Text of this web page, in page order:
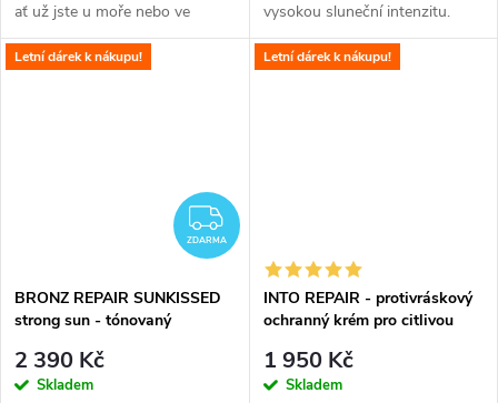
ať už jste u moře nebo ve
vysokých horách.
vysokou sluneční intenzitu.
Letní dárek k nákupu!
ZDARMA
ZDARMA
BRONZ REPAIR SUNKISSED
strong sun - tónovaný
pro silné slunce - 50 ml
2 390 Kč
Skladem
Letní dárek k nákupu!
INTO REPAIR - protivráskový
ochranný krém pro citlivou
1 950 Kč
Skladem